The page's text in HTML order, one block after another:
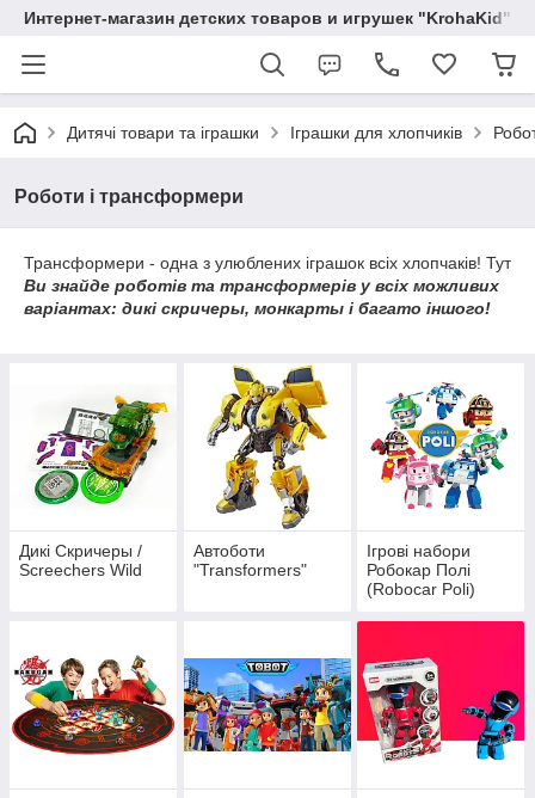
Интернет-магазин детских товаров и игрушек "KrohaKid"
Дитячі товари та іграшки Іграшки для хлопчиків
Роботи і трансформери
Трансформери - одна з улюблених іграшок всіх хлопчаків! Тут
Ви знайде роботів та трансформерів у всіх можливих
варіантах: дикі скричеры, монкарты і багато іншого!
Дикі Скричеры /
Screechers Wild
Автоботи
"Transformers"
Ігрові набори
Робокар Полі
(Robocar Poli)